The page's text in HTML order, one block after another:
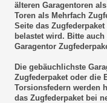
älteren Garagentoren
Toren als Mehrfach
Seite das
belastet wird. Bitte
Garagentor
Die gebäuchlichste
Zugfederpaket oder die
Torsionsfedern werden
das Zugfederpaket bei